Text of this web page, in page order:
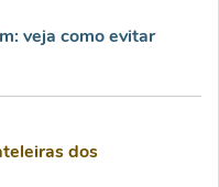
veja como evitar
dos